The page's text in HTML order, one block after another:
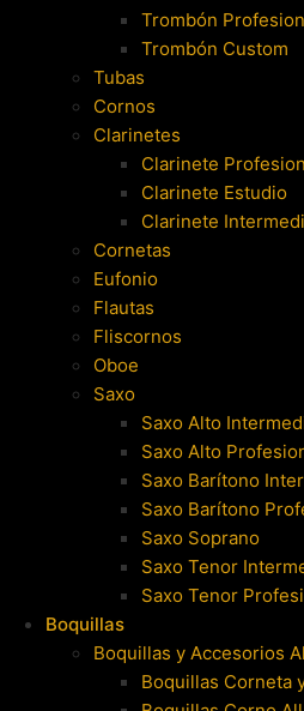
Trombón
Trombón Custom
Tubas
Cornos
Clarinetes
Clarinete
Clarinete Estudio
Clarinete
Cornetas
Eufonio
Flautas
Fliscornos
Oboe
Saxo
Saxo Alto
Saxo Alto
Saxo Barítono
Saxo Barítono
Saxo Soprano
Saxo Tenor
Saxo Tenor
Boquillas
Boquillas y Accesorios
Boquillas Corneta